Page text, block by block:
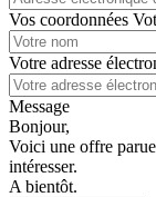
Vos coordonnées
Votre adresse
Message
Bonjour,
Voici une offre
intéresser.
A bientôt.